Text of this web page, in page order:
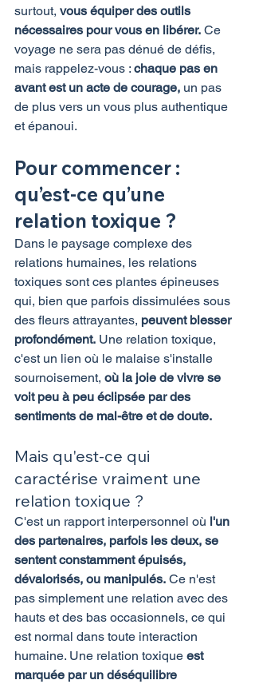
surtout, vous équiper des outils
nécessaires pour vous en libérer. Ce
voyage ne sera pas dénué de défis,
mais rappelez-vous : chaque pas en
avant est un acte de courage, un pas
de plus vers un vous plus authentique
et épanoui.
Pour commencer :
qu’est-ce qu’une
relation toxique ?
Dans le paysage complexe des
relations humaines, les relations
toxiques sont ces plantes épineuses
qui, bien que parfois dissimulées sous
des fleurs attrayantes, peuvent blesser
profondément. Une relation toxique,
c'est un lien où le malaise s'installe
sournoisement, où la joie de vivre se
voit peu à peu éclipsée par des
sentiments de mal-être et de doute.
Mais qu'est-ce qui
caractérise vraiment une
relation toxique ?
C'est un rapport interpersonnel où l'un
des partenaires, parfois les deux, se
sentent constamment épuisés,
dévalorisés, ou manipulés. Ce n'est
pas simplement une relation avec des
hauts et des bas occasionnels, ce qui
est normal dans toute interaction
humaine. Une relation toxique est
marquée par un déséquilibre